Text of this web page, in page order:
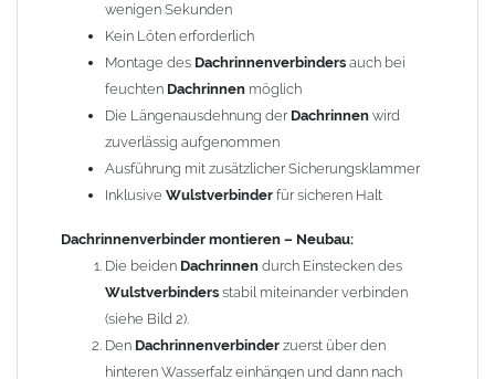
erneut überprüfen und korrigieren.
Dachrinnenverbinder montieren – Reparatur:
Bei Reparaturarbeiten an tropfenden
Wulstverbinderverwendet. DenDachrinnenverbinder
zuerst über den hinteren Wasserfalz einhängen und dann
nach vorne in Richtung Wulst ziehen.
Sicherungsklammer aufbiegen, Wulstklammer über die
anschließend die Sicherungsklammer zubiegen (siehe
Bild 3). Fehlt der Schnappeffekt, dieDachrinnenform
erneut überprüfen und korrigieren.
Technische Details:
Passend für alleDachrinnennach DIN 18461
wenigen Sekunden
Kein Löten erforderlich
Montage des Dachrinnenverbinders auch bei
feuchten Dachrinnen möglich
Die Längenausdehnung der Dachrinnen wird
zuverlässig aufgenommen
Ausführung mit zusätzlicher Sicherungsklammer
Inklusive Wulstverbinder für sicheren Halt
Dachrinnenverbinder montieren – Neubau:
Die beiden Dachrinnen durch Einstecken des
Wulstverbinders stabil miteinander verbinden
(siehe Bild 2).
Den Dachrinnenverbinder zuerst über den
hinteren Wasserfalz einhängen und dann nach